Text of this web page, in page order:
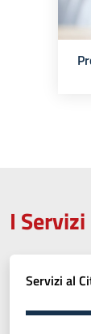
I
Servizi al